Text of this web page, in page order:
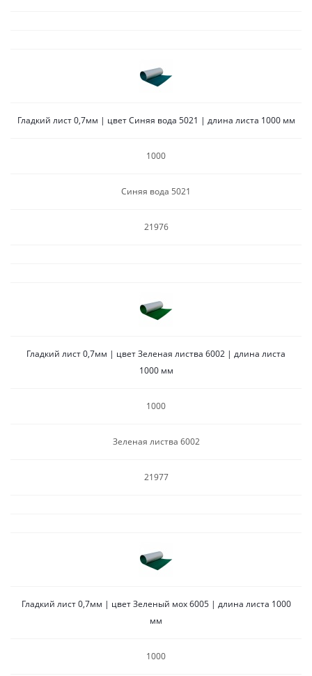
Гладкий лист 0,7мм | цвет Синяя вода 5021 | длина листа 1000 мм
1000
Синяя вода 5021
21976
Гладкий лист 0,7мм | цвет Зеленая листва 6002 | длина листа
1000 мм
1000
Зеленая листва 6002
21977
Гладкий лист 0,7мм | цвет Зеленый мох 6005 | длина листа 1000
мм
1000